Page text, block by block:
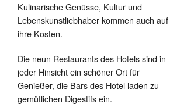
Kulinarische Genüsse, Kultur und
Lebenskunstliebhaber kommen auch auf
ihre Kosten.
Die neun Restaurants des Hotels sind in
jeder Hinsicht ein schöner Ort für
Genießer, die Bars des Hotel laden zu
gemütlichen Digestifs ein.